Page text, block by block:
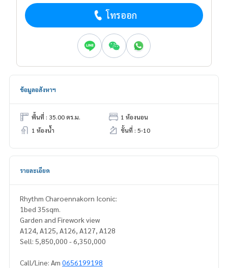
โทรออก
ข้อมูลอสังหาฯ
พื้นที่ : 35.00 ตร.ม.
1 ห้องนอน
1 ห้องน้ำ
ชั้นที่ : 5-10
รายละเอียด
Rhythm Charoennakorn Iconic:
1bed 35sqm.
Garden and Firework view
A124, A125, A126, A127, A128
Sell: 5,850,000 - 6,350,000
Call/Line: Am 0656199198